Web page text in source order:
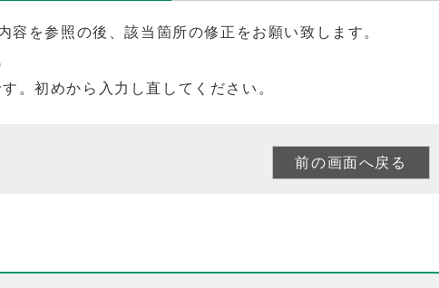
容を参照の後、該当箇所の修正をお願い致します。
。初めから入力し直してください。